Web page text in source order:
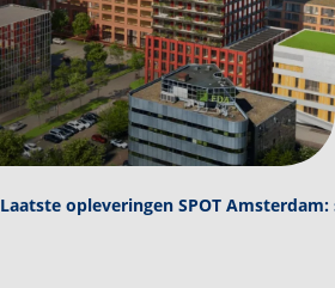
Laatste opleveringen SPOT